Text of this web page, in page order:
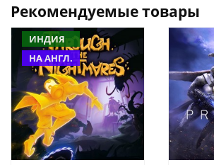
Рекомендуемые товары
ИНДИЯ
НА АНГЛ.